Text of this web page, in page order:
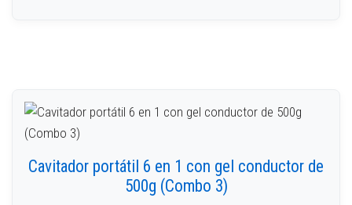
Cavitador portátil 6 en 1 con gel conductor de
500g (Combo 3)